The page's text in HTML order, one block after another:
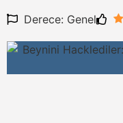
Derece: Genel